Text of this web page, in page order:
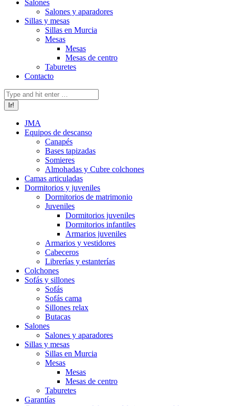
Salones
Salones y aparadores
Sillas y mesas
Sillas en Murcia
Mesas
Mesas
Mesas de centro
Taburetes
Contacto
Buscar:
JMA
Equipos de descanso
Canapés
Bases tapizadas
Somieres
Almohadas y Cubre colchones
Camas articuladas
Dormitorios y juveniles
Dormitorios de matrimonio
Juveniles
Dormitorios juveniles
Dormitorios infantiles
Armarios juveniles
Armarios y vestidores
Cabeceros
Librerías y estanterías
Colchones
Sofás y sillones
Sofás
Sofás cama
Sillones relax
Butacas
Salones
Salones y aparadores
Sillas y mesas
Sillas en Murcia
Mesas
Mesas
Mesas de centro
Taburetes
Garantías